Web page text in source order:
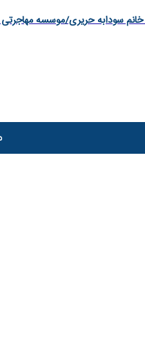
خانم سودابه حریری/موسسه مهاجرتی